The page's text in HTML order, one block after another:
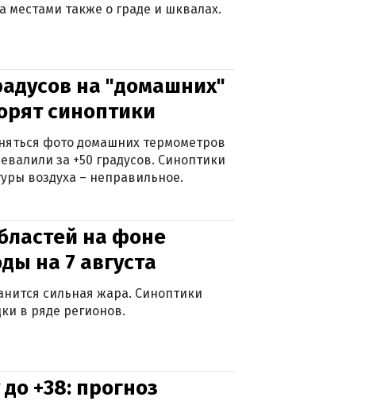
местами также о граде и шквалах.
на "домашних"
синоптики
фото домашних термометров
за +50 градусов. Синоптики
воздуха – неправильное.
на фоне
на 7 августа
сильная жара. Синоптики
в ряде регионов.
+38: прогноз